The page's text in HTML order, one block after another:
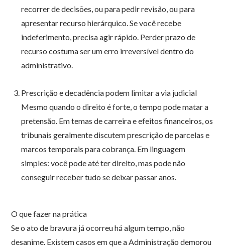
recorrer de decisões, ou para pedir revisão, ou para
apresentar recurso hierárquico. Se você recebe
indeferimento, precisa agir rápido. Perder prazo de
recurso costuma ser um erro irreversível dentro do
administrativo.
Prescrição e decadência podem limitar a via judicial
Mesmo quando o direito é forte, o tempo pode matar a
pretensão. Em temas de carreira e efeitos financeiros, os
tribunais geralmente discutem prescrição de parcelas e
marcos temporais para cobrança. Em linguagem
simples: você pode até ter direito, mas pode não
conseguir receber tudo se deixar passar anos.
O que fazer na prática
Se o ato de bravura já ocorreu há algum tempo, não
desanime. Existem casos em que a Administração demorou